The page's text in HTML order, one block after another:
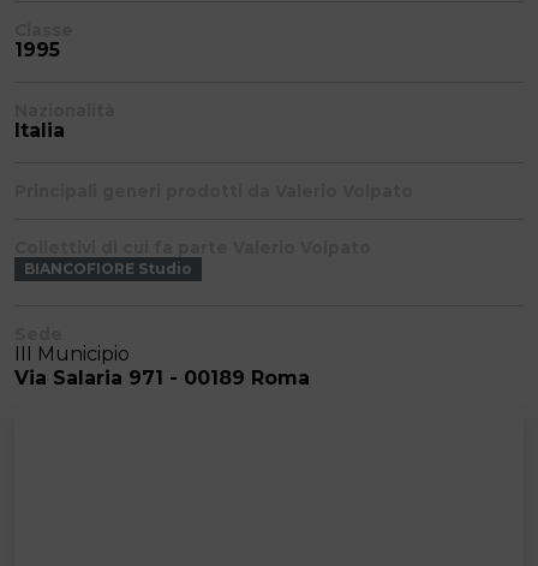
1995
Italia
BIANCOFIORE Studio
III Municipio
Via Salaria 971 - 00189 Roma